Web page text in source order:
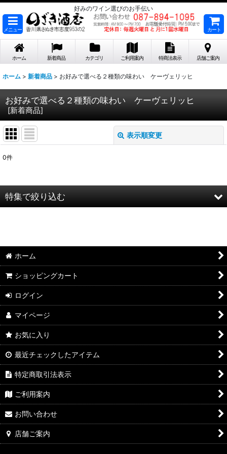
好みのワイン選びのお手伝い
メニュー カート
ホーム 新着商品 カテゴリ ご利用案内 特商法表示 店舗ご案内
ホーム > 新着商品 > お好みで選べる２種類の味わい ケーヴェリッヒ
お好みで選べる２種類の味わい ケーヴェリッヒ
[新着商品]
表示順変更
在庫あり
0件
特集で絞り込む
2026年7月DMワイン
2026年6月DMワイン
2026年4月DMワイン
2026年3月DMワイン
2026年2月DMワイン
2026年1月DMワイン
2025年12月DMワイン
2025年11月DMワイン
2025年10月DMワイン
ホーム
ショッピングカート
ログイン
マイページ
お気に入り
最近チェックしたアイテム
特定商取引法表示
ご利用案内
お問い合わせ
店舗ご案内